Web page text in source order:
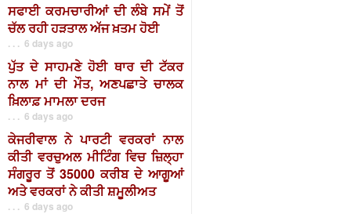
ਸਫਾਈ ਕਰਮਚਾਰੀਆਂ ਦੀ ਲੰਬੇ ਸਮੇਂ ਤੋਂ
ਚੱਲ ਰਹੀ ਹੜਤਾਲ ਅੱਜ ਖ਼ਤਮ ਹੋਈ
. . . 6 days ago
ਪੁੱਤ ਦੇ ਸਾਹਮਣੇ ਹੋਈ ਥਾਰ ਦੀ ਟੱਕਰ
ਨਾਲ ਮਾਂ ਦੀ ਮੌਤ, ਅਣਪਛਾਤੇ ਚਾਲਕ
ਖ਼ਿਲਾਫ਼ ਮਾਮਲਾ ਦਰਜ
. . . 6 days ago
ਕੇਜਰੀਵਾਲ ਨੇ ਪਾਰਟੀ ਵਰਕਰਾਂ ਨਾਲ
ਕੀਤੀ ਵਰਚੁਅਲ ਮੀਟਿੰਗ ਵਿਚ ਜ਼ਿਲ੍ਹਾ
ਸੰਗਰੂਰ ਤੋਂ 35000 ਕਰੀਬ ਦੇ ਆਗੂਆਂ
ਅਤੇ ਵਰਕਰਾਂ ਨੇ ਕੀਤੀ ਸ਼ਮੂਲੀਅਤ
. . . 6 days ago